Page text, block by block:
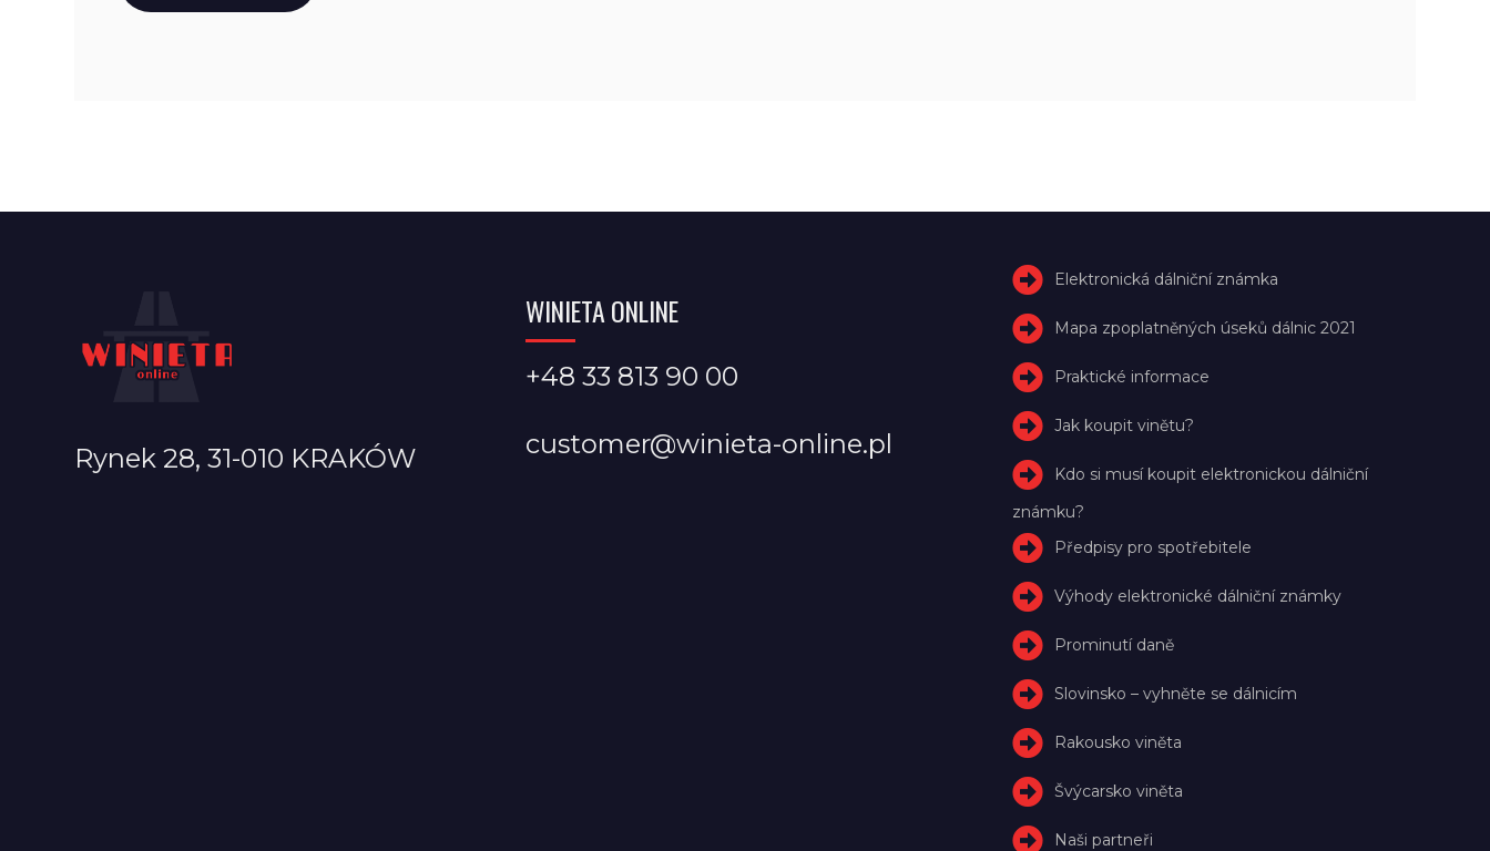
Rynek 28, 31-010 KRAKÓW
WINIETA ONLINE
+48 33 813 90 00
customer@winieta-online.pl
Elektronická dálniční známka
Mapa zpoplatněných úseků dálnic 2021
Praktické informace
Jak koupit vinětu?
Kdo si musí koupit elektronickou dálniční
známku?
Předpisy pro spotřebitele
Výhody elektronické dálniční známky
Prominutí daně
Slovinsko – vyhněte se dálnicím
Rakousko viněta
Švýcarsko viněta
Naši partneři